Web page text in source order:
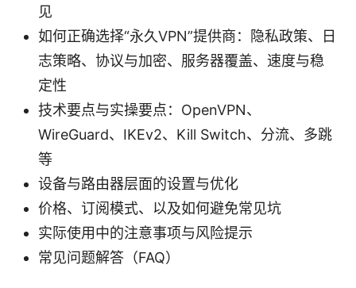
见
如何正确选择“永久VPN”提供商：隐私政策、日
志策略、协议与加密、服务器覆盖、速度与稳
定性
技术要点与实操要点：OpenVPN、
WireGuard、IKEv2、Kill Switch、分流、多跳
等
设备与路由器层面的设置与优化
价格、订阅模式、以及如何避免常见坑
实际使用中的注意事项与风险提示
常见问题解答（FAQ）